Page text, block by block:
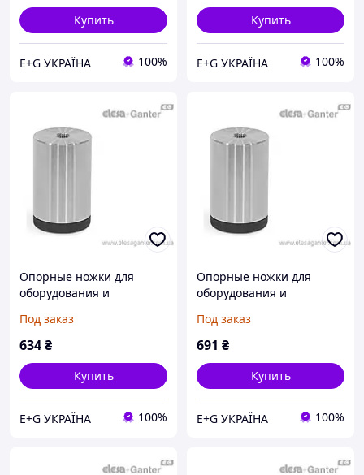
Купить
E+G УКРАЇНА 100%
Купить
E+G УКРАЇНА 100%
Опорные ножки для
оборудования и
монтаж, закрытые
отверстия GN 440-16-24-
Под заказ
634₴
Купить
E+G УКРАЇНА 100%
Опорные ножки для
оборудования и
монтаж, закрытые
отверстия GN 440-20-20-
Под заказ
691 ₴
Купить
E+G УКРАЇНА 100%